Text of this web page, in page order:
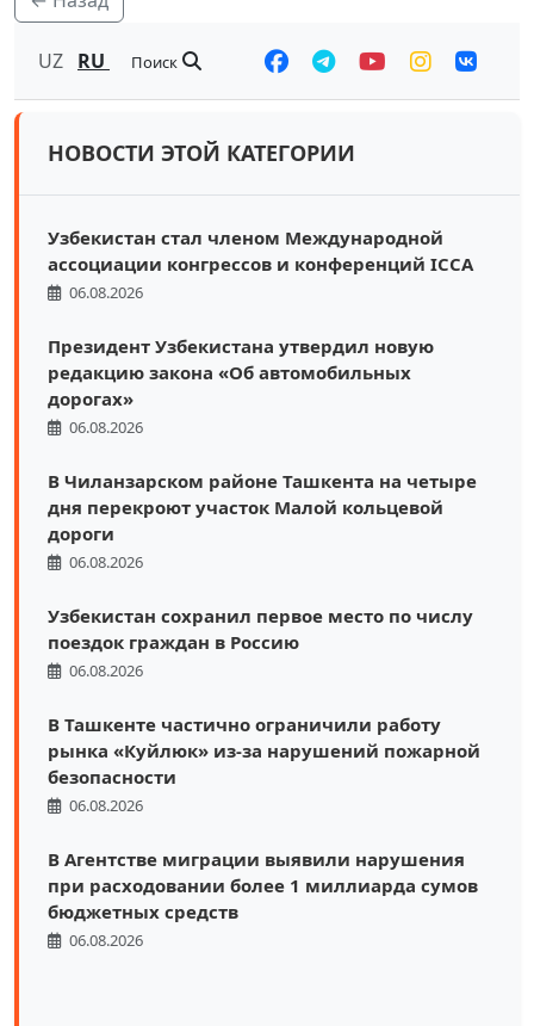
UZ RU Поиск
НОВОСТИ ЭТОЙ КАТЕГОРИИ
Узбекистан стал членом Международной
ассоциации конгрессов и конференций ICCA
06.08.2026
Президент Узбекистана утвердил новую
редакцию закона «Об автомобильных
дорогах»
06.08.2026
В Чиланзарском районе Ташкента на четыре
дня перекроют участок Малой кольцевой
дороги
06.08.2026
Узбекистан сохранил первое место по числу
поездок граждан в Россию
06.08.2026
В Ташкенте частично ограничили работу
рынка «Куйлюк» из-за нарушений пожарной
безопасности
06.08.2026
В Агентстве миграции выявили нарушения
при расходовании более 1 миллиарда сумов
бюджетных средств
06.08.2026